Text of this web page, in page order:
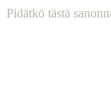
Pidätkö tästä